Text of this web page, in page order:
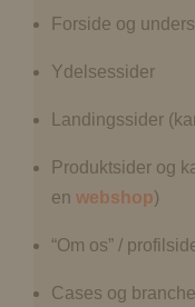
Forside og
Ydelsessider
Landingssider
Produktsider og
en webshop)
“Om os” /
Cases og